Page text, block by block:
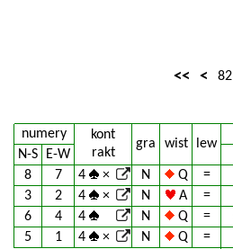
<< < 82
numery
kont
rakt
gra wist lew
N-S
E-W
8
7 4 × N Q =
3
2 4 × N A =
6
4 4 N Q =
5
1 4 × N Q =